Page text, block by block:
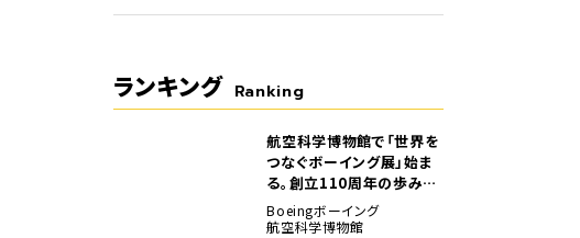
ランキング Ranking
航空科学博物館で「世界を
つなぐボーイング展」始ま
る。創立110周年の歩みを
貴重な資料でたどる
Boeingボーイング
航空科学博物館